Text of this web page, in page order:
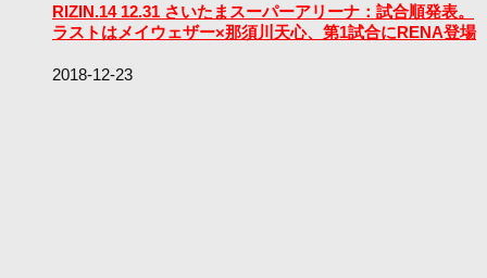
RIZIN.14 12.31 さいたまスーパーアリーナ：試合順発表。
ラストはメイウェザー×那須川天心、第1試合にRENA登場
2018-12-23